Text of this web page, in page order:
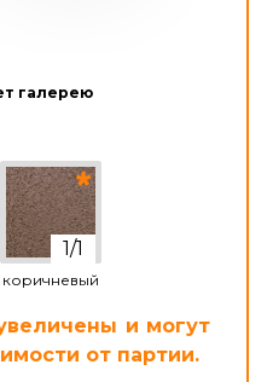
галерею
коричневый
и могут
от партии.